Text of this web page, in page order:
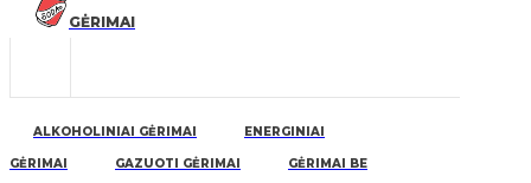
GĖRIMAI
ALKOHOLINIAI GĖRIMAI ENERGINIAI
GĖRIMAI GAZUOTI GĖRIMAI GĖRIMAI BE